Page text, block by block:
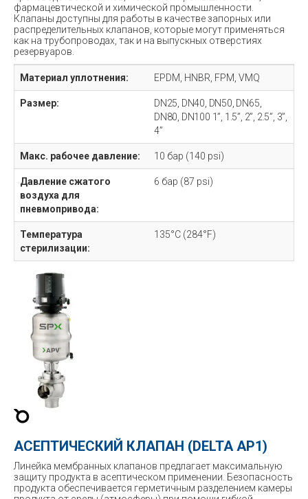
фармацевтической и химической промышленности.
Клапаны доступны для работы в качестве запорных или
распределительных клапанов, которые могут применяться
как на трубопроводах, так и на выпускных отверстиях
резервуаров.
Материал уплотнения: EPDM, HNBR, FPM, VMQ
Размер:
DN25, DN40, DN50, DN65,
DN80, DN100 1”, 1.5”, 2”, 2.5”, 3”,
4”
Макс. рабочее давление: 10 бар (140 psi)
Давление сжатого
воздуха для
пневмопривода:
6 бар (87 psi)
Температура
стерилизации:
135°C (284°F)
АСЕПТИЧЕСКИЙ КЛАПАН (DELTA AP1)
Линейка мембранных клапанов предлагает максимальную
защиту продукта в асептическом применении. Безопасность
продукта обеспечивается герметичным разделением камеры